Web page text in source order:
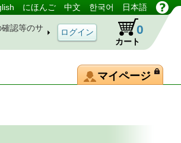
にほんご 中文 한국어 日本語
認等のサ
カート
0
マイページ